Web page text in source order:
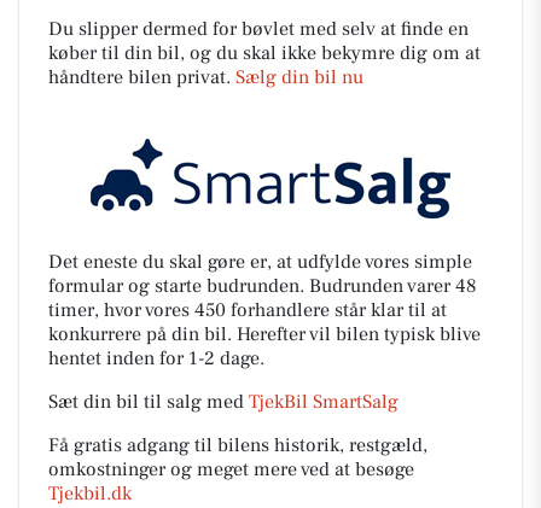
Du slipper dermed for bøvlet med selv at finde en
køber til din bil, og du skal ikke bekymre dig om at
håndtere bilen privat. Sælg din bil nu
Det eneste du skal gøre er, at udfylde vores simple
formular og starte budrunden. Budrunden varer 48
timer, hvor vores 450 forhandlere står klar til at
konkurrere på din bil. Herefter vil bilen typisk blive
hentet inden for 1-2 dage.
Sæt din bil til salg med TjekBil SmartSalg
Få gratis adgang til bilens historik, restgæld,
omkostninger og meget mere ved at besøge
Tjekbil.dk